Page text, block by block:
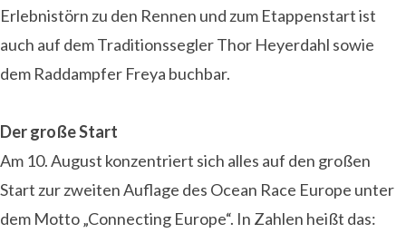
Erlebnistörn zu den Rennen und zum Etappenstart ist
auch auf dem Traditionssegler Thor Heyerdahl sowie
dem Raddampfer Freya buchbar.
Der große Start
Am 10. August konzentriert sich alles auf den großen
Start zur zweiten Auflage des Ocean Race Europe unter
dem Motto „Connecting Europe“. In Zahlen heißt das: